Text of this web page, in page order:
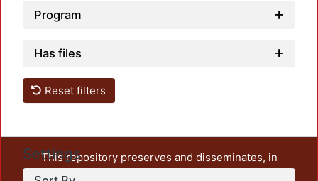
Program
Has files
Reset filters
Settings
This repository preserves and disseminates, in
unrestricted open access, the teaching and research